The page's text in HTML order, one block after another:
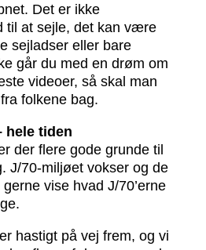
Det er ikke
til at sejle, det kan være
sejladser eller bare
går du med en drøm om
videoer, så skal man
folkene bag.
hele tiden
der flere gode grunde til
J/70-miljøet vokser og de
vise hvad J/70’erne
hastigt på vej frem, og vi